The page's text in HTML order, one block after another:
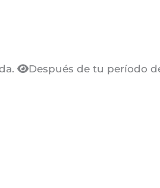
Después de tu período